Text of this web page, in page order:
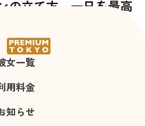
の立て方。一日を最高
女一覧
用料金
知らせ